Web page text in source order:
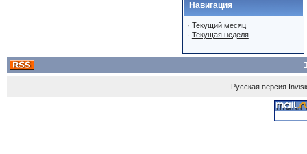
Навигация
· Текущий месяц
· Текущая неделя
Русская версия